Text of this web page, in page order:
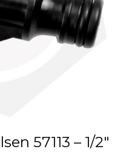
57113 – 1/2″